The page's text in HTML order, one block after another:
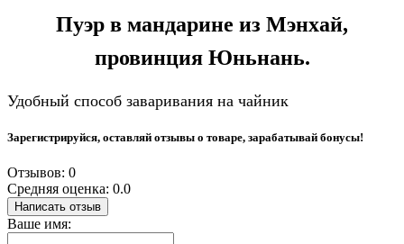
Пуэр в мандарине из Мэнхай,
провинция Юньнань.
Удобный способ заваривания на чайник
Зарегистрируйся, оставляй отзывы о товаре, зарабатывай бонусы!
Отзывов: 0
Средняя оценка: 0.0
Написать отзыв
Ваше имя: